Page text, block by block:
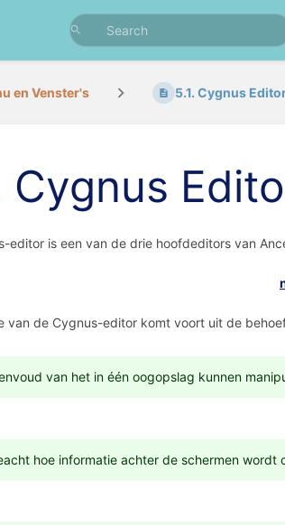
en Venster's 5.1. Cygnus
Cygnus
editor is een van de drie hoofdeditors van
van de Cygnus-editor komt voort uit de
van het in één oogopslag kunnen
hoe informatie achter de schermen wordt